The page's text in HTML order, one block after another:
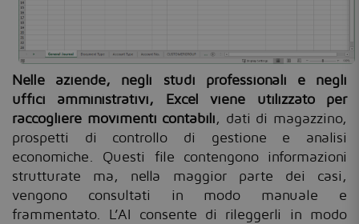
Nelle aziende, negli studi professionali e negli
uffici amministrativi, Excel viene utilizzato per
raccogliere movimenti contabili, dati di magazzino,
prospetti di controllo di gestione e analisi
economiche. Questi file contengono informazioni
strutturate ma, nella maggior parte dei casi,
vengono consultati in modo manuale e
frammentato. L’AI consente di rileggerli in modo